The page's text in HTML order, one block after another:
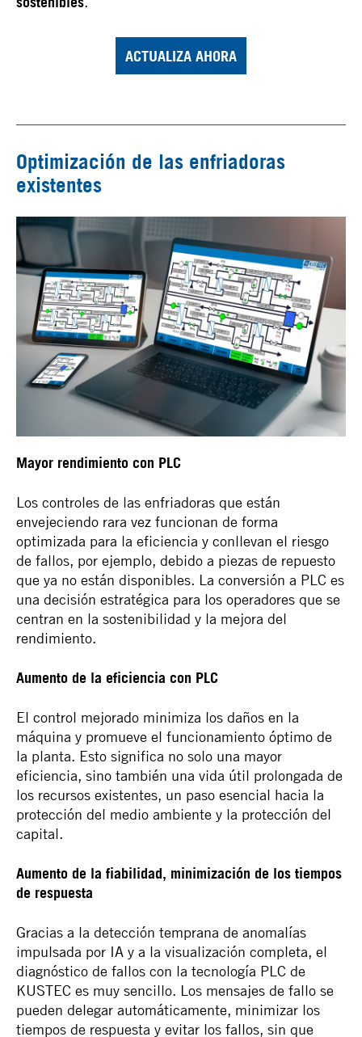
ACTUALIZA AHORA
Optimización de las enfriadoras
existentes
Mayor rendimiento con PLC
Los controles de las enfriadoras que están
envejeciendo rara vez funcionan de forma
optimizada para la eficiencia y conllevan el riesgo
de fallos, por ejemplo, debido a piezas de repuesto
que ya no están disponibles. La conversión a PLC es
una decisión estratégica para los operadores que se
centran en la sostenibilidad y la mejora del
rendimiento.
Aumento de la eficiencia con PLC
El control mejorado minimiza los daños en la
máquina y promueve el funcionamiento óptimo de
la planta. Esto significa no solo una mayor
eficiencia, sino también una vida útil prolongada de
los recursos existentes, un paso esencial hacia la
protección del medio ambiente y la protección del
capital.
Aumento de la fiabilidad, minimización de los tiempos
de respuesta
Gracias a la detección temprana de anomalías
impulsada por IA y a la visualización completa, el
diagnóstico de fallos con la tecnología PLC de
KUSTEC es muy sencillo. Los mensajes de fallo se
pueden delegar automáticamente, minimizar los
tiempos de respuesta y evitar los fallos, sin que